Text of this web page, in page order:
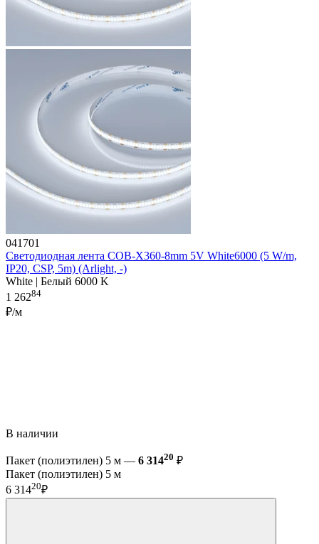
041701
Светодиодная лента COB-X360-8mm 5V White6000 (5 W/m,
IP20, CSP, 5m) (Arlight, -)
White | Белый 6000 K
1 26284
₽/м
В наличии
Пакет (полиэтилен) 5 м — 6 31420 ₽
Пакет (полиэтилен) 5 м
6 31420₽